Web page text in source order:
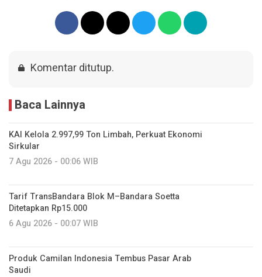
Komentar ditutup.
Baca Lainnya
KAI Kelola 2.997,99 Ton Limbah, Perkuat Ekonomi
Sirkular
7 Agu 2026 - 00:06 WIB
Tarif TransBandara Blok M–Bandara Soetta
Ditetapkan Rp15.000
6 Agu 2026 - 00:07 WIB
Produk Camilan Indonesia Tembus Pasar Arab
Saudi